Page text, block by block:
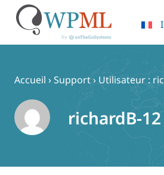
contenu
Accueil ›Support› Utilisateur :
richardB-12